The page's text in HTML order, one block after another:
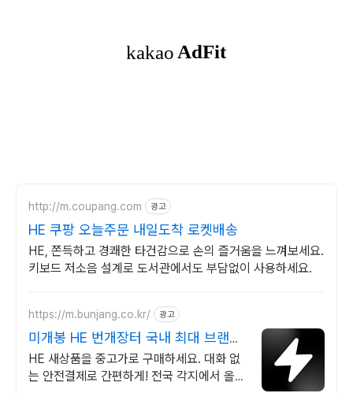
http://m.coupang.com 광고
HE 쿠팡 오늘주문 내일도착 로켓배송
HE, 쫀득하고 경쾌한 타건감으로 손의 즐거움을 느껴보세요.
키보드 저소음 설계로 도서관에서도 부담없이 사용하세요.
https://m.bunjang.co.kr/ 광고
미개봉 HE 번개장터 국내 최대 브랜드
중고거래
HE 새상품을 중고가로 구매하세요. 대화 없
는 안전결제로 간편하게! 전국 각지에서 올라